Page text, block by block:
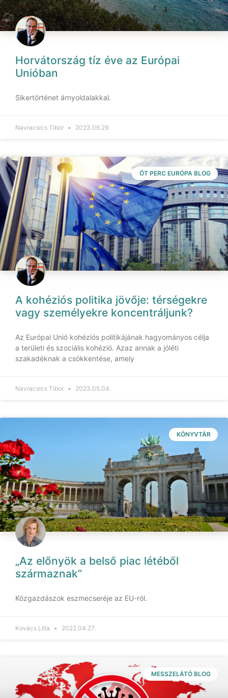
Horvátország tíz éve az Európai
Unióban
Sikertörténet árnyoldalakkal.
Navracsics Tibor 2023.06.29.
ÖT PERC EURÓPA BLOG
A kohéziós politika jövője: térségekre
vagy személyekre koncentráljunk?
Az Európai Unió kohéziós politikájának hagyományos célja
a területi és szociális kohézió. Azaz annak a jóléti
szakadéknak a csökkentése, amely
Navracsics Tibor 2023.05.04.
KÖNYVTÁR
„Az előnyök a belső piac létéből
származnak”
Közgazdászok eszmecseréje az EU-ról.
Kovács Lilla 2022.04.27.
MESSZELÁTÓ BLOG